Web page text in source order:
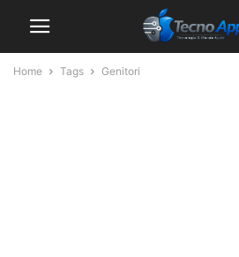
Home Tags Genitori